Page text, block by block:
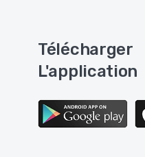
Télécharger
L'application